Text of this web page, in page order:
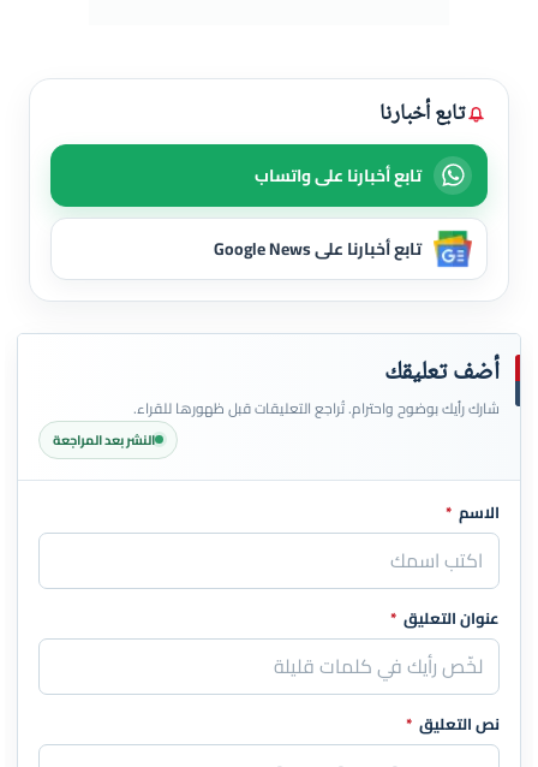
تابع أخبارنا
تابع أخبارنا على واتساب
تابع أخبارنا على Google News
أضف تعليقك
شارك رأيك بوضوح واحترام. تُراجع التعليقات قبل ظهورها للقراء.
النشر بعد المراجعة
اترك هذا الحقل فارغاً
الاسم *
عنوان التعليق *
نص التعليق *